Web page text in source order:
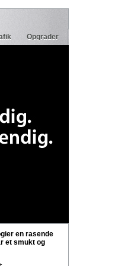
Opgrader
en rasende
et smukt og